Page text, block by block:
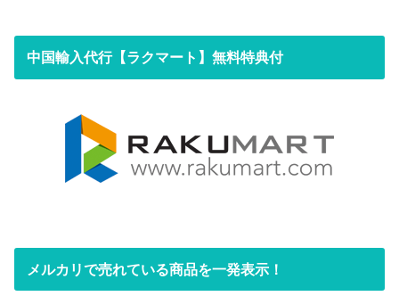
中国輸入代行【ラクマート】無料特典付
メルカリで売れている商品を一発表示！